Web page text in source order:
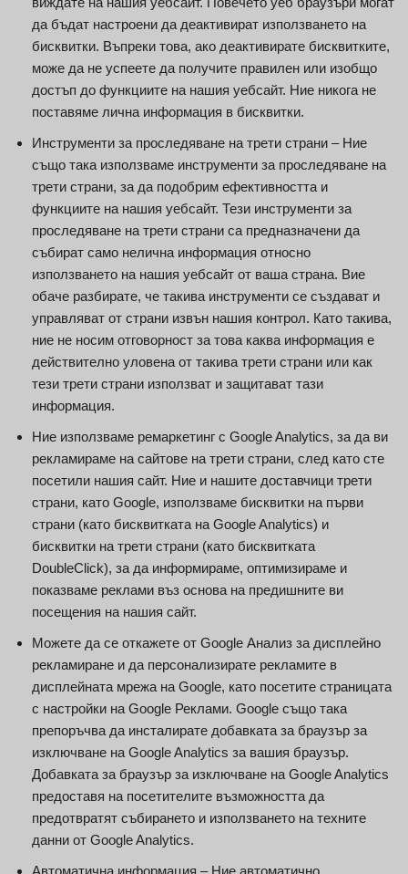
да бъдат настроени да деактивират използването на
бисквитки. Въпреки това, ако деактивирате бисквитките,
може да не успеете да получите правилен или изобщо
достъп до функциите на нашия уебсайт. Ние никога не
поставяме лична информация в бисквитки.
Инструменти за проследяване на трети страни – Ние
също така използваме инструменти за проследяване на
трети страни, за да подобрим ефективността и
функциите на нашия уебсайт. Тези инструменти за
проследяване на трети страни са предназначени да
събират само нелична информация относно
използването на нашия уебсайт от ваша страна. Вие
обаче разбирате, че такива инструменти се създават и
управляват от страни извън нашия контрол. Като такива,
ние не носим отговорност за това каква информация е
действително уловена от такива трети страни или как
тези трети страни използват и защитават тази
информация.
Ние използваме ремаркетинг с Google Analytics, за да ви
рекламираме на сайтове на трети страни, след като сте
посетили нашия сайт. Ние и нашите доставчици трети
страни, като Google, използваме бисквитки на първи
страни (като бисквитката на Google Analytics) и
бисквитки на трети страни (като бисквитката
DoubleClick), за да информираме, оптимизираме и
показваме реклами въз основа на предишните ви
посещения на нашия сайт.
Можете да се откажете от Google Анализ за дисплейно
рекламиране и да персонализирате рекламите в
дисплейната мрежа на Google, като посетите страницата
с настройки на Google Реклами. Google също така
препоръчва да инсталирате добавката за браузър за
изключване на Google Analytics за вашия браузър.
Добавката за браузър за изключване на Google Analytics
предоставя на посетителите възможността да
предотвратят събирането и използването на техните
данни от Google Analytics.
Автоматична информация – Ние автоматично